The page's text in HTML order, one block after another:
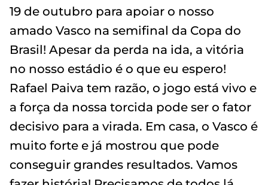
19 de outubro para apoiar o nosso
amado Vasco na semifinal da Copa do
Brasil! Apesar da perda na ida, a vitória
no nosso estádio é o que eu espero!
Rafael Paiva tem razão, o jogo está vivo e
a força da nossa torcida pode ser o fator
decisivo para a virada. Em casa, o Vasco é
muito forte e já mostrou que pode
conseguir grandes resultados. Vamos